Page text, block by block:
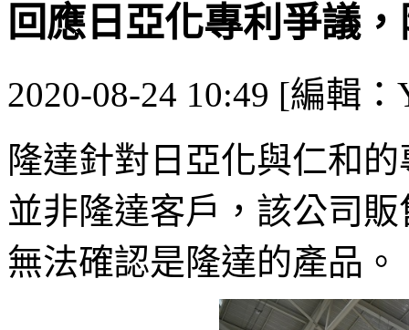
回應日亞化專利爭議
2020-08-24 10:49 [編輯
隆達針對日亞化與仁和
並非隆達客戶，該公司
無法確認是隆達的產品。